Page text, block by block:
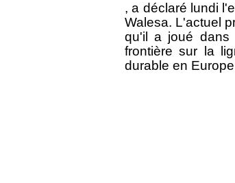
, a déclaré lundi
Walesa. L'actuel
qu'il a joué dans
frontière sur la
durable en